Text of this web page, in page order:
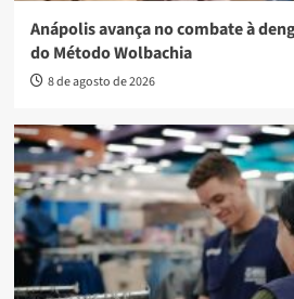
Anápolis avança no combate à
do Método Wolbachia
8 de agosto de 2026